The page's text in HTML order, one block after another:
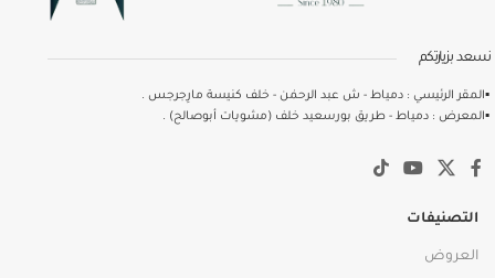
نسعد بزيارتكم
▪️المقر الرئيسي : دمياط - ش عبد الرحمٰن - خلف كنيسة مارِجرجس .
▪️المعرض : دمياط - طريق بورسعيد خلف (مشويات أبوصالح) .
التصنيفات
العروض